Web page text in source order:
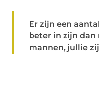
Er zijn een
beter in zijn dan
mannen, jullie